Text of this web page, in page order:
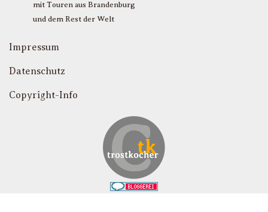
mit Touren aus Brandenburg
und dem Rest der Welt
Impressum
Datenschutz
Copyright-Info